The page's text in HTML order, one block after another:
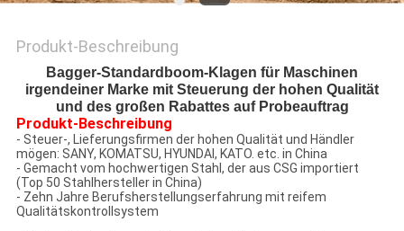
Produkt-Beschreibung
Bagger-Standardboom-Klagen für Maschinen
irgendeiner Marke mit Steuerung der hohen Qualität
und des großen Rabattes auf Probeauftrag
Produkt-Beschreibung
- Steuer-, Lieferungsfirmen der hohen Qualität und Händler
mögen: SANY, KOMATSU, HYUNDAI, KATO. etc. in China
- Gemacht vom hochwertigen Stahl, der aus CSG importiert
(Top 50 Stahlhersteller in China)
- Zehn Jahre Berufsherstellungserfahrung mit reifem
Qualitätskontrollsystem